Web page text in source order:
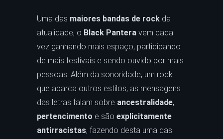
Uma das maiores bandas de rock da
atualidade, o Black Pantera vem cada
vez ganhando mais espaço, participando
de mais festivais e sendo ouvido por mais
pessoas. Além da sonoridade, um rock
que abarca outros estilos, as mensagens
das letras falam sobre ancestralidade,
pertencimento e são explicitamente
antirracistas, fazendo desta uma das